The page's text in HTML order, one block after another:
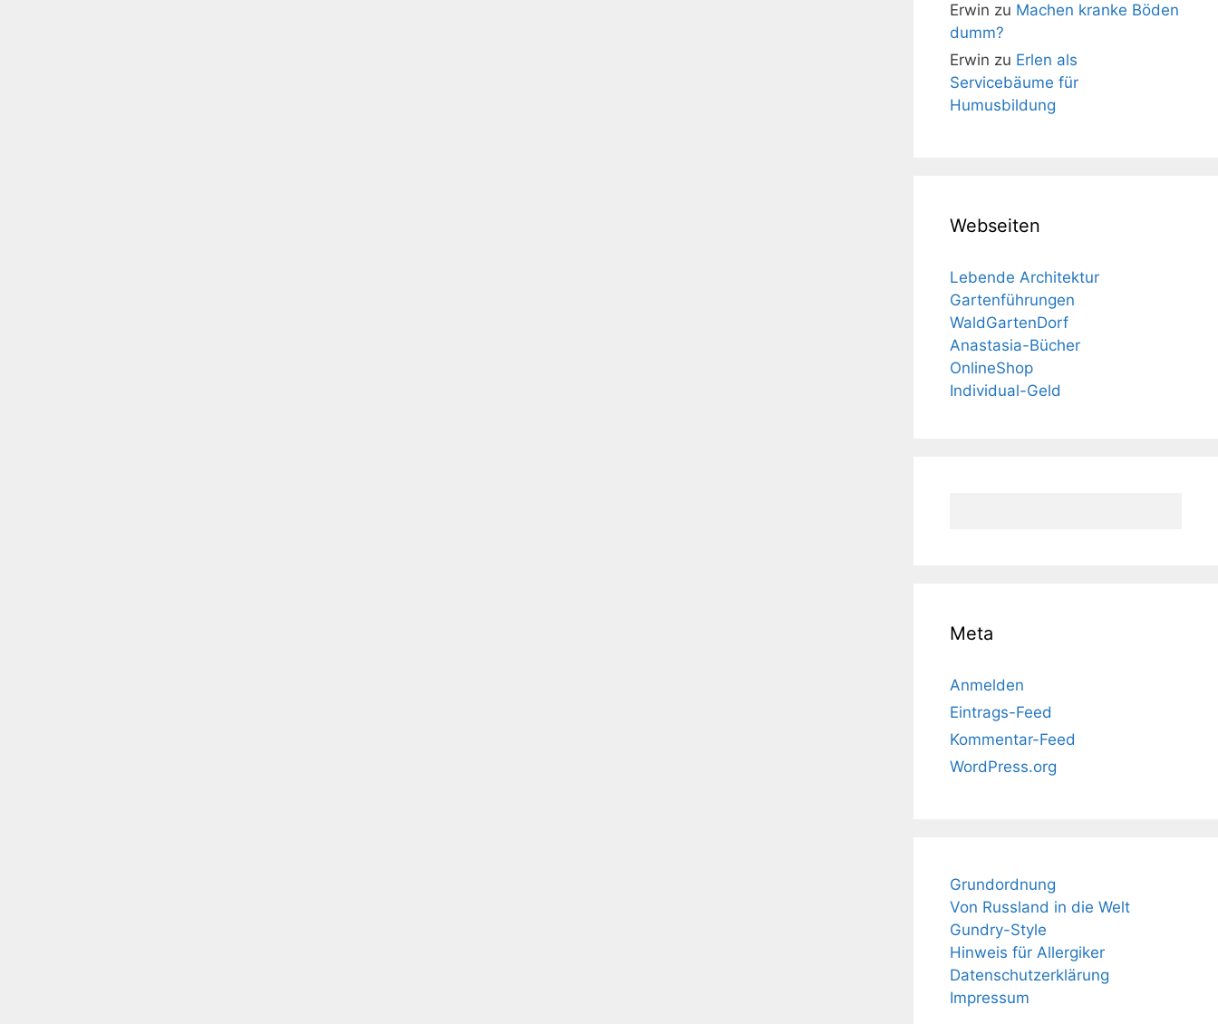
Erwin zu Machen kranke Böden
dumm?
Erwin zu Erlen als
Servicebäume für
Humusbildung
Webseiten
Lebende Architektur
Gartenführungen
WaldGartenDorf
Anastasia-Bücher
OnlineShop
Individual-Geld
Meta
Anmelden
Eintrags-Feed
Kommentar-Feed
WordPress.org
Grundordnung
Von Russland in die Welt
Gundry-Style
Hinweis für Allergiker
Datenschutzerklärung
Impressum